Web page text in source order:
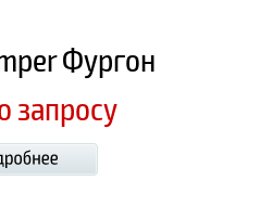
Фургон
запросу